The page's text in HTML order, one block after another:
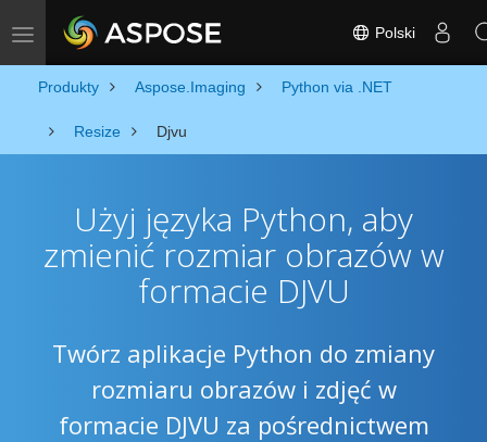
Toggle navigation Polski
Produkty Aspose.Imaging Python via .NET
Resize Djvu
Użyj języka Python, aby
zmienić rozmiar obrazów w
formacie DJVU
Twórz aplikacje Python do zmiany
rozmiaru obrazów i zdjęć w
formacie DJVU za pośrednictwem